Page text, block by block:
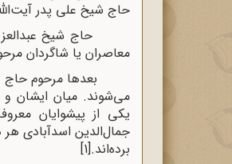
حاج شیخ على پدر
حاج شیخ
معاصران یا شاگردان
بعدها مرحوم حاج
مى‌شوند. میان ایشان و
یکی از پیشوایان
جمال‌الدین اسدآبادى
برده‌اند.[1]